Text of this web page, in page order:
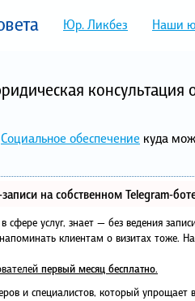
Юр. Ликбез Наши
Социальное обеспечение куда
на собственном Telegram-
сфере услуг, знает — без ведения
клиентам о визитах
первый месяц бесплатно.
и специалистов, который упрощает